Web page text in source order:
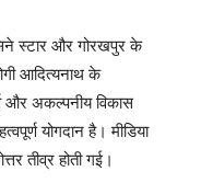
स्टार और गोरखपुर के
आदित्यनाथ के
और अकल्पनीय विकास
योगदान है। मीडिया
तीव्र होती गई।